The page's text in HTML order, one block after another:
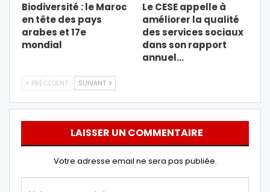
Biodiversité : le Maroc
en tête des pays
arabes et 17e
mondial
Le CESE appelle à
améliorer la qualité
des services sociaux
dans son rapport
annuel…
PRÉCÉDENT SUIVANT
LAISSER UN COMMENTAIRE
Votre adresse email ne sera pas publiée.